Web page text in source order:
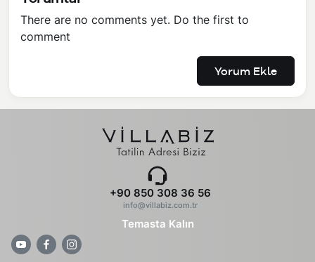
There are no comments yet. Do the first to
comment
Yorum Ekle
+90 850 308 36 56
info@villabiz.com.tr
Temasta Kalın